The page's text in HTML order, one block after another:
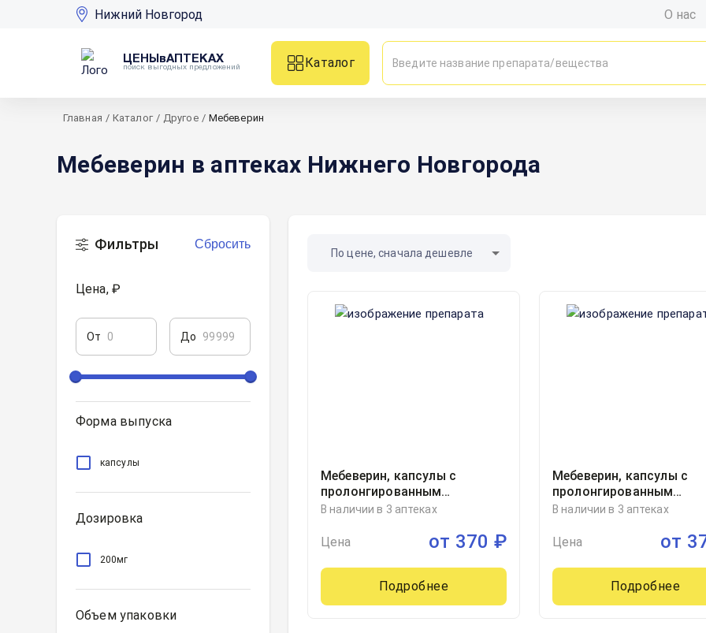
Нижний Новгород О нас
ЦЕНЫвАПТЕКАХ
поиск выгодных предложений
Каталог
Главная / Каталог / Другое / Мебеверин
Мебеверин в аптеках Нижнего Новгорода
Фильтры Сбросить
Цена, ₽
От До
Форма выпуска
капсулы
Дозировка
200мг
Объем упаковки
По цене, сначала дешевле
Мебеверин, капсулы с
пролонгированным
высвобождением
В наличии в 3 аптеках
Цена от 370 ₽
Подробнее
Мебеверин, капсулы с
пролонгированным
высвобождением
Велфарм ООО, Россия
В наличии в 3 аптеках
Цена от
Подробнее